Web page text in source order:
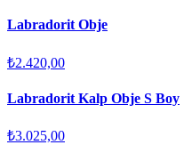
Labradorit Obje
₺2.420,00
Labradorit Kalp Obje S Boy
₺3.025,00